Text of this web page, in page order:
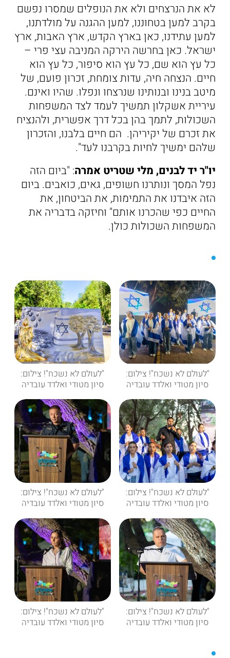
לא את הנרצחים ולא את הנופלים שמסרו נפשם
בקרב למען בטחוננו, למען ההגנה על מולדתנו,
למען עתידנו, כאן בארץ הקדש, ארץ האבות, ארץ
ישראל. כאן בחרשה הירקה המניבה עצי פרי –
כל עץ הוא שם, כל עץ הוא סיפור, כל עץ הוא
חיים. הנצחה חיה, עדות צומחת, זכרון פועם, של
מיטב בנינו ובנותינו שנרצחו ונפלו. שהיו ואינם.
עיריית אשקלון תמשיך לעמד לצד המשפחות
השכולות, לתמך בהן בכל דרך אפשרית, ולהנציח
את זכרם של יקיריהן. הם חיים בלבנו, והזכרון
שלהם ימשיך לחיות בקרבנו לעד".
יו"ר יד לבנים, מלי שטריט אמרה: "ביום הזה
נפל המסך ונותרנו חשופים, גאים, כואבים. ביום
הזה איבדנו את התמימות, את הביטחון, את
החיים כפי שהכרנו אותם" וחיזקה בדבריה את
המשפחות השכולות כולן.
"לעולם לא נשכח"! צילום:
סיון מטודי ואלדד עובדיה
"לעולם לא נשכח"! צילום:
סיון מטודי ואלדד עובדיה
"לעולם לא נשכח"! צילום:
סיון מטודי ואלדד עובדיה
"לעולם לא נשכח"! צילום:
סיון מטודי ואלדד עובדיה
"לעולם לא נשכח"! צילום:
סיון מטודי ואלדד עובדיה
"לעולם לא נשכח"! צילום:
סיון מטודי ואלדד עובדיה